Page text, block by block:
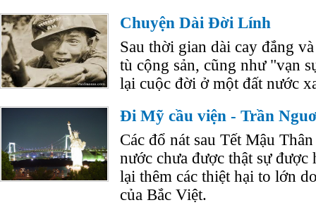
Chuyện Dài Đời Lính
Sau thời gian dài cay đắng
tù cộng sản, cũng như "vạn
lại cuộc đời ở một đất nước
Ði Mỹ cầu viện - Trần
Các đổ nát sau Tết Mậu
nước chưa được thật sự được
lại thêm các thiệt hại to lớn
của Bắc Việt.